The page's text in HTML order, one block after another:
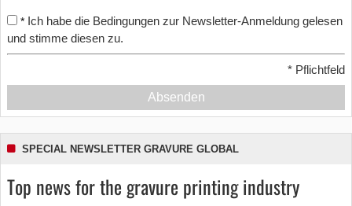
* Ich habe die Bedingungen zur Newsletter-Anmeldung gelesen
und stimme diesen zu.
* Pflichtfeld
Absenden
SPECIAL NEWSLETTER GRAVURE GLOBAL
Top news for the gravure printing industry